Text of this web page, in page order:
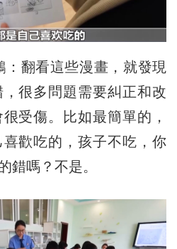
翻看這些漫畫，就發現
很多問題需要糾正和改
受傷。比如最簡單的，
歡吃的，孩子不吃，你
錯嗎？不是。